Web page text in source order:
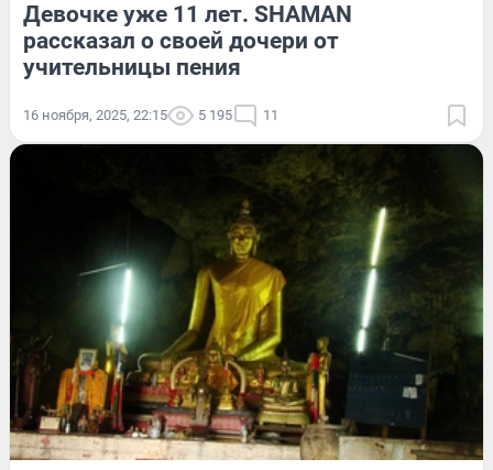
Девочке уже 11 лет. SHAMAN
рассказал о своей дочери от
учительницы пения
16 ноября, 2025, 22:15 5 195 11